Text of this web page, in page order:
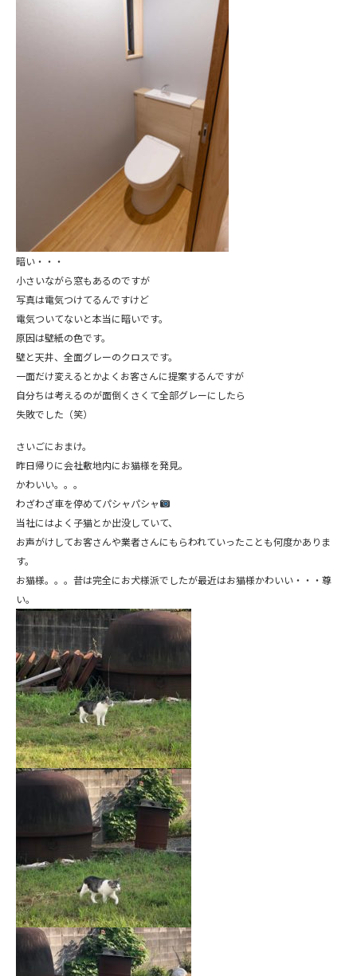
暗い・・・
小さいながら窓もあるのですが
写真は電気つけてるんですけど
電気ついてないと本当に暗いです。
原因は壁紙の色です。
壁と天井、全面グレーのクロスです。
一面だけ変えるとかよくお客さんに提案するんですが
自分ちは考えるのが面倒くさくて全部グレーにしたら
失敗でした（笑）
さいごにおまけ。
昨日帰りに会社敷地内にお猫様を発見。
かわいい。。。
わざわざ車を停めてパシャパシャ
当社にはよく子猫とか出没していて、
お声がけしてお客さんや業者さんにもらわれていったことも何度かありま
す。
お猫様。。。昔は完全にお犬様派でしたが最近はお猫様かわいい・・・尊
い。